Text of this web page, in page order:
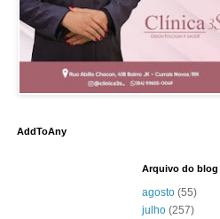
AddToAny
Arquivo do blog
agosto (55)
julho (257)